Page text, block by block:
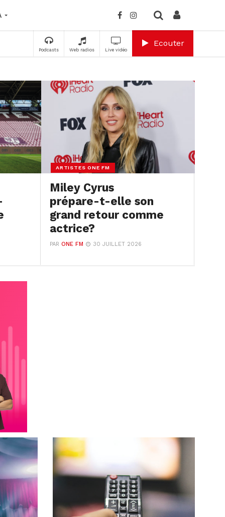
Podcasts Web radios Live vidéo
Ecouter
ARTISTES ONE FM
Miley Cyrus
prépare-t-elle son
grand retour comme
actrice?
PARONE FM 30 JUILLET 2026